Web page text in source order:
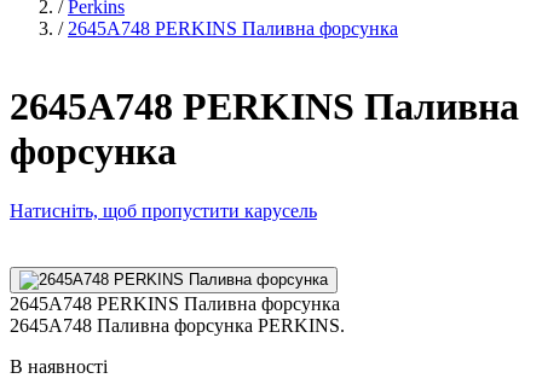
/ Perkins
/ 2645A748 PERKINS Паливна форсунка
2645A748 PERKINS Паливна
форсунка
Натисніть, щоб пропустити карусель
2645A748 PERKINS Паливна форсунка
2645A748 Паливна форсунка PERKINS.
В наявності